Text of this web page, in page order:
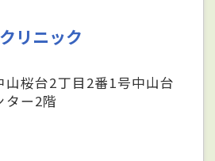
リニック
桜台2丁目2番1号中山台
ター2階